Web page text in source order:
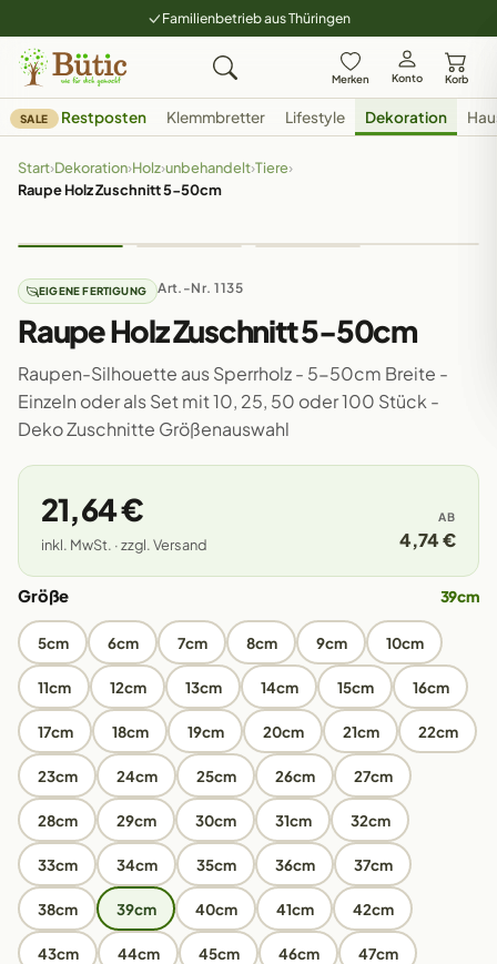
Familienbetrieb aus Thüringen
Merken Konto Korb
SALE Restposten Klemmbretter Lifestyle Dekoration
Start›Dekoration›Holz›unbehandelt›Tiere›
Raupe Holz Zuschnitt 5-50cm
EIGENE FERTIGUNG Art.-Nr. 1135
Raupe Holz Zuschnitt 5-50cm
Raupen-Silhouette aus Sperrholz - 5-50cm Breite -
Einzeln oder als Set mit 10, 25, 50 oder 100 Stück -
Deko Zuschnitte Größenauswahl
21,64 €
inkl. MwSt. · zzgl. Versand
AB
4,74 €
Größe 39cm
5cm 6cm 7cm 8cm 9cm 10cm
11cm 12cm 13cm 14cm 15cm 16cm
17cm 18cm 19cm 20cm 21cm 22cm
23cm 24cm 25cm 26cm 27cm
28cm 29cm 30cm 31cm 32cm
33cm 34cm 35cm 36cm 37cm
38cm 39cm 40cm 41cm 42cm
43cm 44cm 45cm 46cm 47cm